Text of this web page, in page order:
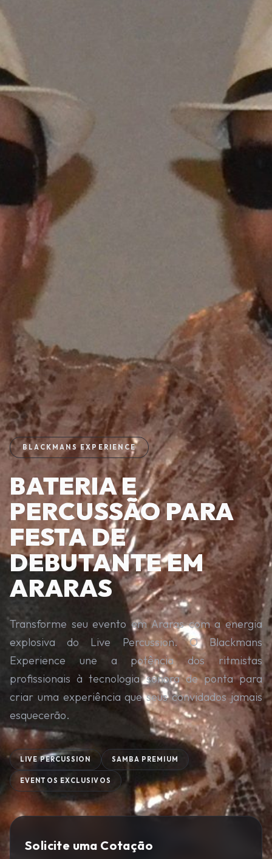
BLACKMANS EXPERIENCE
BATERIA E
PERCUSSÃO PARA
FESTA DE
DEBUTANTE EM
ARARAS
Transforme seu evento em Araras com a energia
explosiva do Live Percussion. O Blackmans
Experience une a potência dos ritmistas
profissionais à tecnologia sonora de ponta para
criar uma experiência que seus convidados jamais
esquecerão.
LIVE PERCUSSION SAMBA PREMIUM
EVENTOS EXCLUSIVOS
Solicite uma Cotação